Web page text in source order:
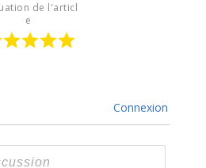
de l'articl
e
Connexion